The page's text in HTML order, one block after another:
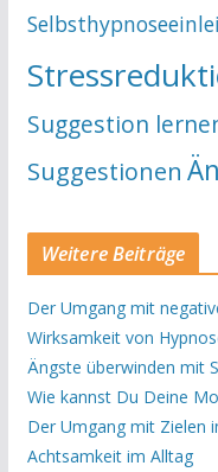
Suggestion
Suggestionen
Weitere Beiträge
Der Umgang mit
Wirksamkeit von
Ängste überwinden mit
Wie kannst Du Deine
Der Umgang mit Zielen
Achtsamkeit im Alltag